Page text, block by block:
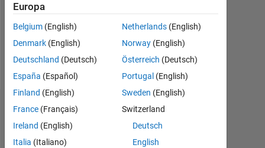
Following:
0
Follow
Dashboard
Statistik
Europa
Belgium (English)
Denmark (English)
Deutschland (Deutsch)
España (Español)
Finland (English)
France (Français)
Ireland (English)
Italia (Italiano)
Netherlands (English)
Norway (English)
Österreich (Deutsch)
Portugal (English)
Sweden (English)
Switzerland
Deutsch
English